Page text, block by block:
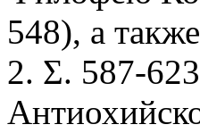
548), а
2. Σ. 587-